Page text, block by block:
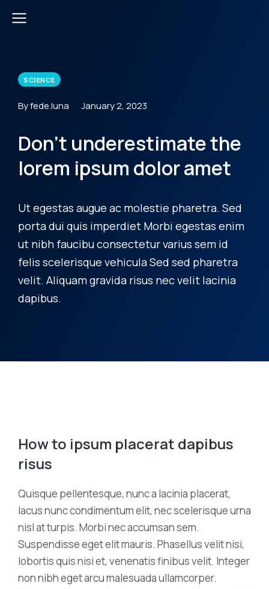
SCIENCE
By fede.luna January 2, 2023
Don’t underestimate the
lorem ipsum dolor amet
Ut egestas augue ac molestie pharetra. Sed
porta dui quis imperdiet Morbi egestas enim
ut nibh faucibu consectetur varius sem id
felis scelerisque vehicula Sed sed pharetra
velit. Aliquam gravida risus nec velit lacinia
dapibus.
How to ipsum placerat dapibus
risus
Quisque pellentesque, nunc a lacinia placerat,
lacus nunc condimentum elit, nec scelerisque urna
nisl at turpis. Morbi nec accumsan sem.
Suspendisse eget elit mauris. Phasellus velit nisi,
lobortis quis nisi et, venenatis finibus velit. Integer
non nibh eget arcu malesuada ullamcorper.